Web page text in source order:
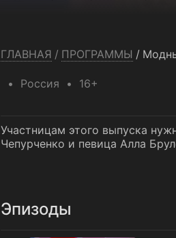
ГЛАВНАЯ / ПРОГРАММЫ /
Россия 16+
Участницам этого выпуска
Чепурченко и певица Алла
Эпизоды